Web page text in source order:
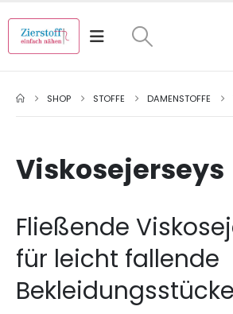
SHOP STOFFE DAMENSTOFFE
Viskosejerseys
Fließende
für leicht fallende
Bekleidungsstücke